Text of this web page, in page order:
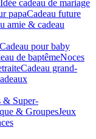
Idée cadeau de mariage​
papaCadeau future
amie & cadeau
Cadeau pour baby
de baptêmeNoces
Cadeau grand-
& Super-
& GroupesJeux